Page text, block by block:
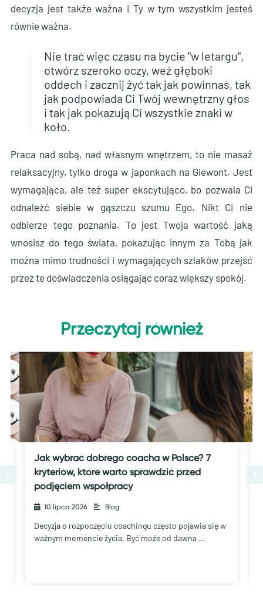
decyzja jest także ważna i Ty w tym wszystkim jesteś
równie ważna.
Nie trać więc czasu na bycie "w letargu",
otwórz szeroko oczy, weź głęboki
oddech i zacznij żyć tak jak powinnaś, tak
jak podpowiada Ci Twój wewnętrzny głos
i tak jak pokazują Ci wszystkie znaki w
koło.
Praca nad sobą, nad własnym wnętrzem, to nie masaż
relaksacyjny, tylko droga w japonkach na Giewont. Jest
wymagająca, ale też super ekscytująco, bo pozwala Ci
odnaleźć siebie w gąszczu szumu Ego. Nikt Ci nie
odbierze tego poznania. To jest Twoja wartość jaką
wnosisz do tego świata, pokazując innym za Tobą jak
można mimo trudności i wymagających szlaków przejść
przez te doświadczenia osiągając coraz większy spokój.
Przeczytaj również
Jak wybrać dobrego coacha w Polsce? 7
kryteriów, które warto sprawdzić przed
podjęciem współpracy
10 lipca 2026 Blog
Decyzja o rozpoczęciu coachingu często pojawia się w
ważnym momencie życia. Być może od dawna …